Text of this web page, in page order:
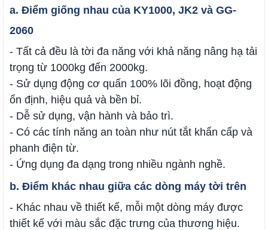
a. Điểm giống nhau của KY1000, JK2 và GG-
2060
- Tất cả đều là tời đa năng với khả năng nâng hạ tải
trọng từ 1000kg đến 2000kg.
- Sử dụng động cơ quấn 100% lõi đồng, hoạt động
ổn định, hiệu quả và bền bỉ.
- Dễ sử dụng, vận hành và bảo trì.
- Có các tính năng an toàn như nút tắt khẩn cấp và
phanh điện từ.
- Ứng dụng đa dạng trong nhiều ngành nghề.
b. Điểm khác nhau giữa các dòng máy tời trên
- Khác nhau về thiết kế, mỗi một dòng máy được
thiết kế với màu sắc đặc trưng của thương hiệu.